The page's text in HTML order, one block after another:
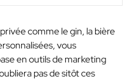
comme le gin, la bière
vous
en outils de marketing
pas de sitôt ces